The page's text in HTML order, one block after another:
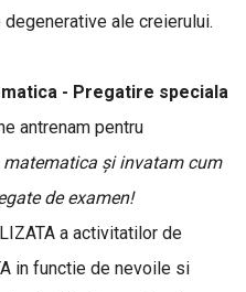
ale creierului.
- Pregatire speciala
antrenam pentru
matematica și invatam cum
de examen!
a activitatilor de
in functie de nevoile si